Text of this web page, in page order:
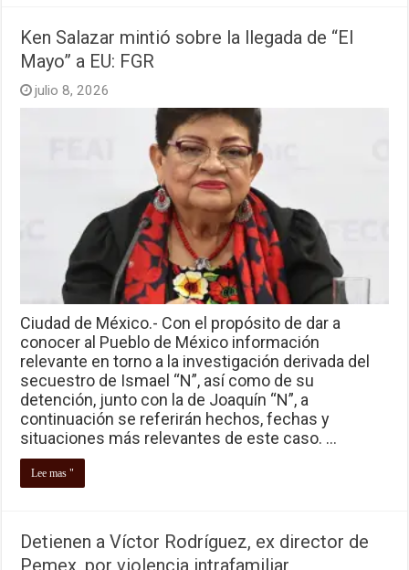
Ken Salazar mintió sobre la llegada de “El
Mayo” a EU: FGR
julio 8, 2026
Ciudad de México.- Con el propósito de dar a
conocer al Pueblo de México información
relevante en torno a la investigación derivada del
secuestro de Ismael “N”, así como de su
detención, junto con la de Joaquín “N”, a
continuación se referirán hechos, fechas y
situaciones más relevantes de este caso. …
Lee mas "
Detienen a Víctor Rodríguez, ex director de
Pemex, por violencia intrafamiliar